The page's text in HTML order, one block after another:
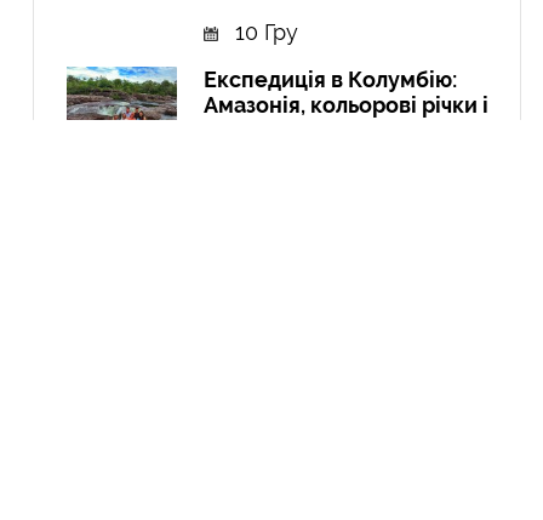
10 Гру
Експедиція в Колумбію:
Амазонія, кольорові річки і